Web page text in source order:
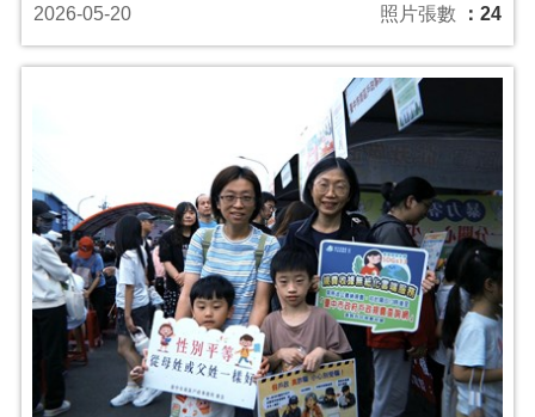
2026-05-20 照片張數 ：24